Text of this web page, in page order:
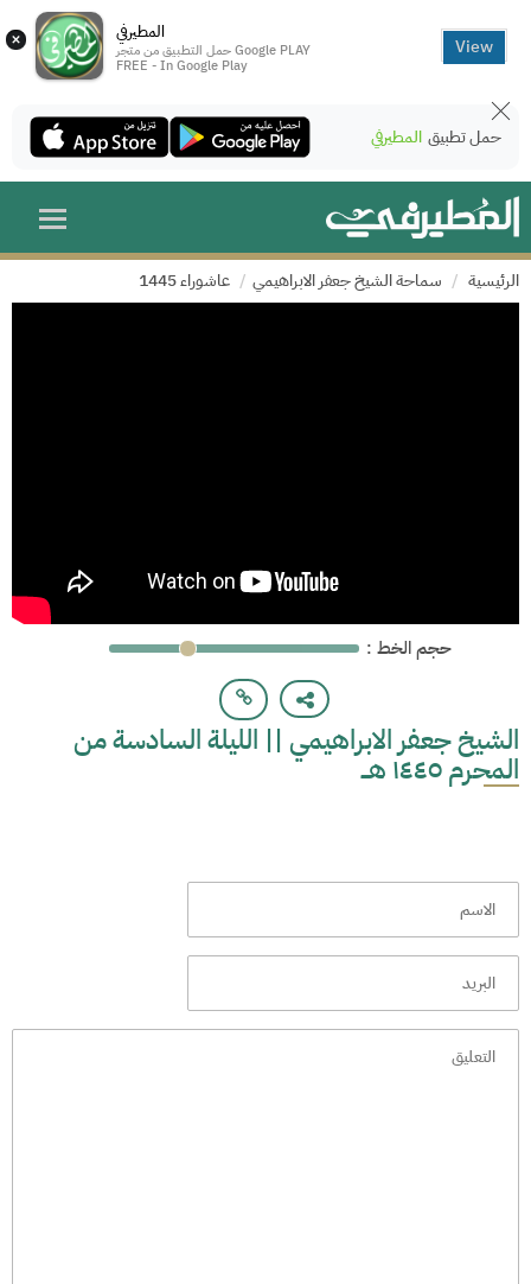
× المطيرفي
حمل التطبيق من متجر Google PLAY
FREE - In Google Play
View
حمل تطبيق المطيرفي
الرئيسية سماحة الشيخ جعفر الابراهيمي عاشوراء 1445
: حجم الخط
الشيخ جعفر الابراهيمي || الليلة السادسة من
المحرم ١٤٤٥ هـــ